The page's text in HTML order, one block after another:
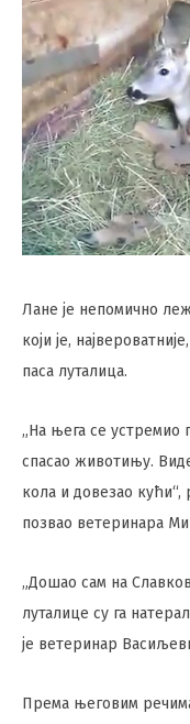
Лане је непомично
који је,
паса луталица.
„На њега се устремио
спасао животињу.
кола и довезао кући“,
позвао ветеринара
„Дошао сам на
луталице су га
је ветеринар
Према његовим